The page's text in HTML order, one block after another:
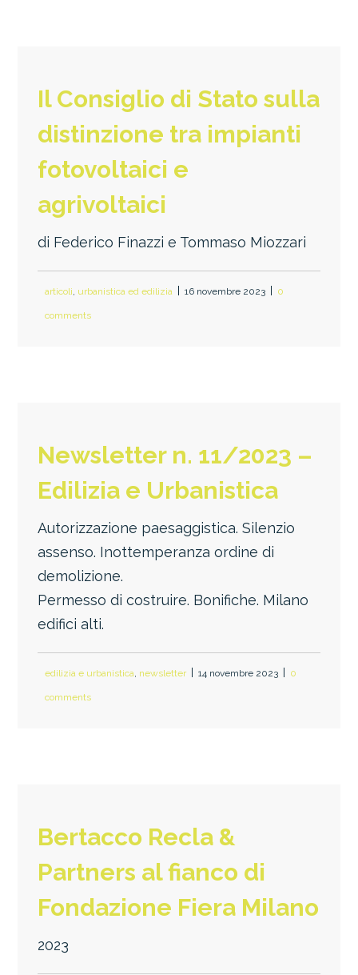
Il Consiglio di Stato sulla
distinzione tra impianti
fotovoltaici e
agrivoltaici
di Federico Finazzi e Tommaso Miozzari
articoli urbanistica ed edilizia 16 novembre 2023 0
comments
Newsletter n. 11/2023 –
Edilizia e Urbanistica
Autorizzazione paesaggistica. Silenzio
assenso. Inottemperanza ordine di
demolizione.
Permesso di costruire. Bonifiche. Milano
edifici alti.
edilizia e urbanistica, newsletter 14 novembre 2023 0
comments
Bertacco Recla &
Partners al fianco di
Fondazione Fiera Milano
2023